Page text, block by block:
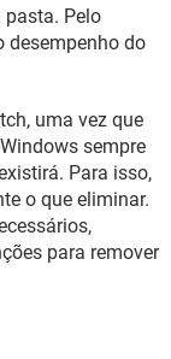
pasta. Pelo
desempenho do
uma vez que
sempre
Para isso,
o que eliminar.
para remover